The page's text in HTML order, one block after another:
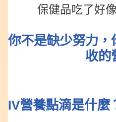
保健品吃了好
你不是缺少努力
收的
IV營養點滴是什麼